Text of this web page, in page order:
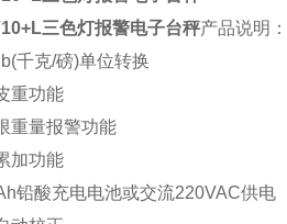
三色灯报警电子台秤产品说明：
千克/磅)单位转换
重功能
重量报警功能
加功能
铅酸充电电池或交流220VAC供电